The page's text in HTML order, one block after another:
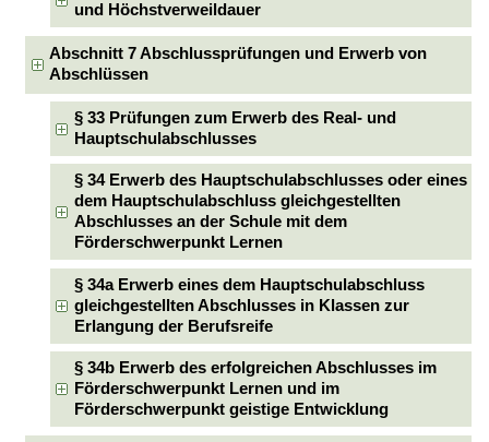
und Höchstverweildauer
Abschnitt 7 Abschlussprüfungen und Erwerb von
Abschlüssen
§ 33 Prüfungen zum Erwerb des Real- und
Hauptschulabschlusses
§ 34 Erwerb des Hauptschulabschlusses oder eines
dem Hauptschulabschluss gleichgestellten
Abschlusses an der Schule mit dem
Förderschwerpunkt Lernen
§ 34a Erwerb eines dem Hauptschulabschluss
gleichgestellten Abschlusses in Klassen zur
Erlangung der Berufsreife
§ 34b Erwerb des erfolgreichen Abschlusses im
Förderschwerpunkt Lernen und im
Förderschwerpunkt geistige Entwicklung